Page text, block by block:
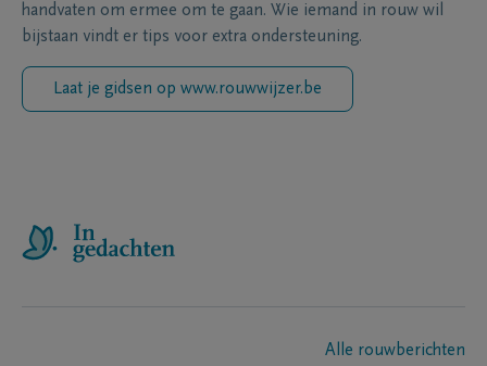
handvaten om ermee om te gaan. Wie iemand in rouw wil
bijstaan vindt er tips voor extra ondersteuning.
Laat je gidsen op www.rouwwijzer.be
Alle rouwberichten